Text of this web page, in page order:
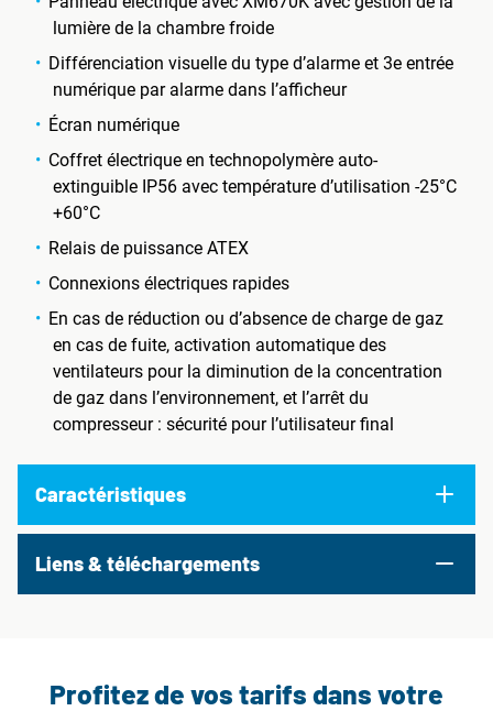
lumière de la chambre froide
Différenciation visuelle du type d’alarme et 3e entrée
numérique par alarme dans l’afficheur
Écran numérique
Coffret électrique en technopolymère auto-
extinguible IP56 avec température d’utilisation -25°C
+60°C
Relais de puissance ATEX
Connexions électriques rapides
En cas de réduction ou d’absence de charge de gaz
en cas de fuite, activation automatique des
ventilateurs pour la diminution de la concentration
de gaz dans l’environnement, et l’arrêt du
compresseur : sécurité pour l’utilisateur final
Caractéristiques
Liens & téléchargements
Profitez de vos tarifs dans votre